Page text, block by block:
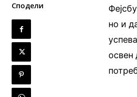
Сподели
но и
освен